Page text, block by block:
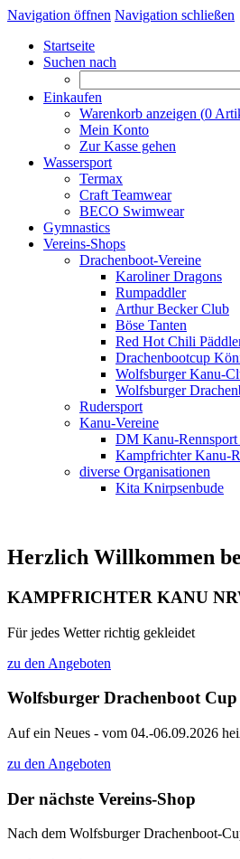
Navigation öffnen Navigation schließen
Startseite
Suchen nach
Einkaufen
Warenkorb anzeigen (0
Mein Konto
Zur Kasse gehen
Wassersport
Termax
Craft Teamwear
BECO Swimwear
Gymnastics
Vereins-Shops
Drachenboot-Vereine
Karoliner Dragons
Rumpaddler
Arthur Becker Club
Böse Tanten
Red Hot Chili
Drachenbootcup
Wolfsburger Kanu-
Wolfsburger
Rudersport
Kanu-Vereine
DM Kanu-
Kampfrichter Kanu-
diverse Organisationen
Kita Knirpsenbude
Herzlich Willkommen
KAMPFRICHTER KANU
Für jedes Wetter richtig gekleidet
zu den Angeboten
Wolfsburger Drachenboot Cup
Auf ein Neues - vom 04.-06.09.2026
zu den Angeboten
Der nächste Vereins-Shop
Nach dem Wolfsburger Drachenboot-